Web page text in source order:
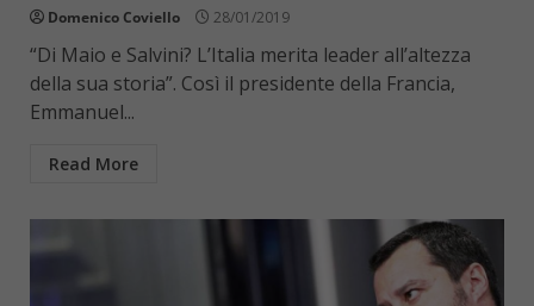
Domenico Coviello 28/01/2019
“Di Maio e Salvini? L’Italia merita leader all’altezza
della sua storia”. Così il presidente della Francia,
Emmanuel...
Read More